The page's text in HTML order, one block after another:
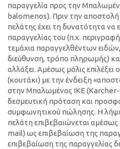
παραγγελία προς την
balomenos). Πριν την αποστολή
πελάτης έχει τη δυνατότητα να
παραγγελίας του (π.χ.
τεμάχια παραγγελθέντων
διεύθυνση, τρόπο πληρωμής)
αλλάξει. Αμέσως μόλις επιλέξει
(κουτάκι) με την ένδειξη
στην Μπαλωμένος ΙΚΕ
δεσμευτική πρόταση και
συμφωνητικού πώλησης. Η
πελάτη επιβεβαιώνεται
mail) ως επιβεβαίωση της
επιβεβαίωση της παραγγελίας